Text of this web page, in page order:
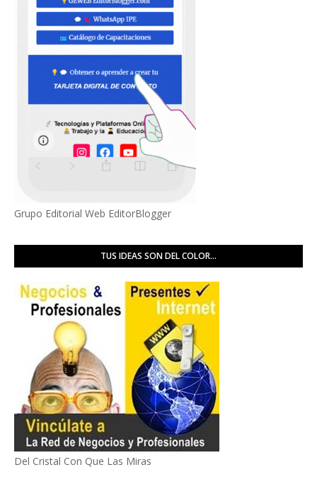
Grupo Editorial Web EditorBlogger
TUS IDEAS SON DEL COLOR...
Del Cristal Con Que Las Miras